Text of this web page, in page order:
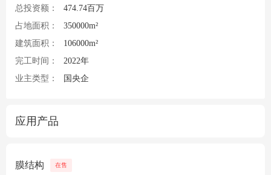
总投资额：
474.74百万
占地面积：
350000m²
建筑面积：
106000m²
完工时间：
2022年
业主类型：
国央企
应用产品
膜结构 在售